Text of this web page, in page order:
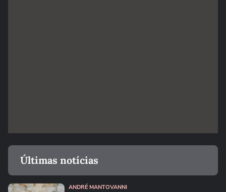
Últimas notícias
ANDRÉ MANTOVANNI